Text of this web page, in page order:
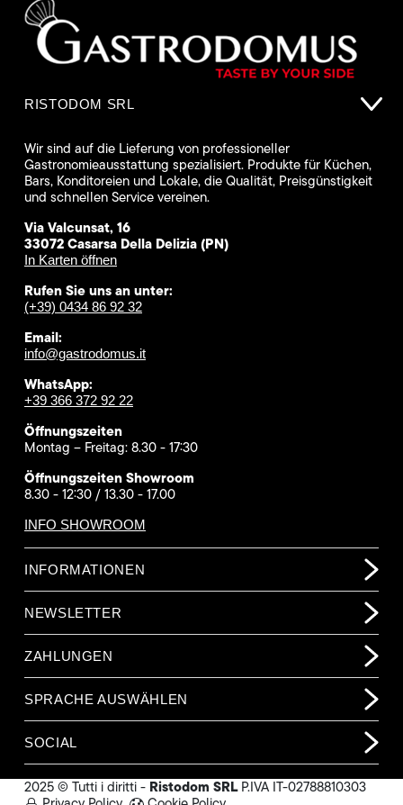
RISTODOM SRL
Wir sind auf die Lieferung von professioneller
Gastronomieausstattung spezialisiert. Produkte für Küchen,
Bars, Konditoreien und Lokale, die Qualität, Preisgünstigkeit
und schnellen Service vereinen.
Via Valcunsat, 16
33072 Casarsa Della Delizia (PN)
In Karten öffnen
Rufen Sie uns an unter:
(+39) 0434 86 92 32
Email:
info@gastrodomus.it
WhatsApp:
+39 366 372 92 22
Öffnungszeiten
Montag – Freitag: 8.30 - 17:30
Öffnungszeiten Showroom
8.30 - 12:30 / 13.30 - 17.00
INFO SHOWROOM
INFORMATIONEN
NEWSLETTER
ZAHLUNGEN
SPRACHE AUSWÄHLEN
SOCIAL
2025 © Tutti i diritti - Ristodom SRLP.IVA IT-02788810303